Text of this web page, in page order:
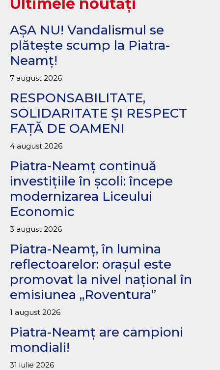
Ultimele noutăți
AȘA NU! Vandalismul se
plătește scump la Piatra-
Neamț!
7 august 2026
RESPONSABILITATE,
SOLIDARITATE ȘI RESPECT
FAȚĂ DE OAMENI
4 august 2026
Piatra-Neamț continuă
investițiile în școli: începe
modernizarea Liceului
Economic
3 august 2026
Piatra-Neamț, în lumina
reflectoarelor: orașul este
promovat la nivel național în
emisiunea „Roventura”
1 august 2026
Piatra-Neamț are campioni
mondiali!
31 iulie 2026